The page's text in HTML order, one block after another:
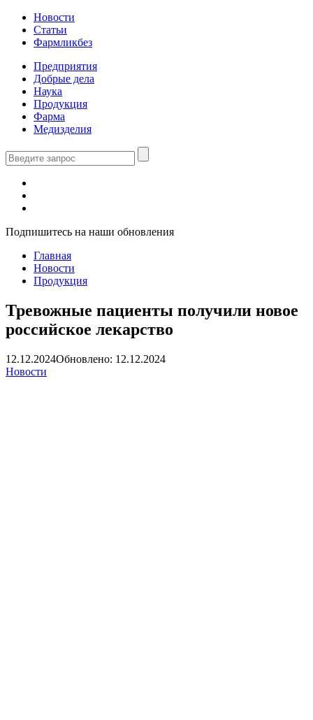
Новости
Статьи
Фармликбез
Предприятия
Добрые дела
Наука
Продукция
Фарма
Медизделия
Подпишитесь на наши обновления
Главная
Новости
Продукция
Тревожные пациенты получили новое
российское лекарство
12.12.2024Обновлено: 12.12.2024
Новости